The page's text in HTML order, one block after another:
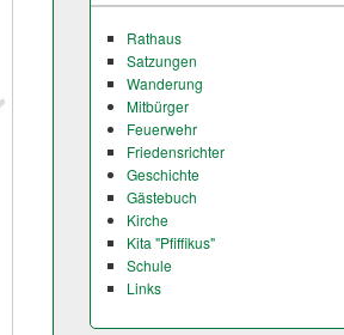
Rathaus
Satzungen
Wanderung
Mitbürger
Feuerwehr
Friedensrichter
Geschichte
Gästebuch
Kirche
Kita "Pfiffikus"
Schule
Links